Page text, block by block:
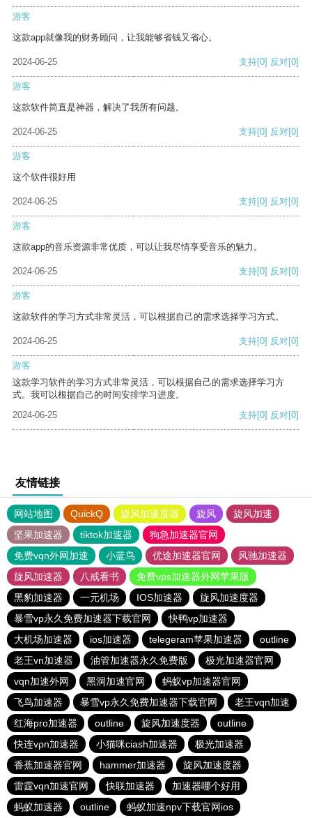
游客
这款app就像我的财务顾问，让我能够省钱又省心。
2024-06-25 支持[0] 反对[0]
游客
这款软件简直是神器，解决了我所有问题。
2024-06-25 支持[0] 反对[0]
游客
这个软件很好用
2024-06-25 支持[0] 反对[0]
游客
这款app的音乐资源非常优质，可以让我尽情享受音乐的魅力。
2024-06-25 支持[0] 反对[0]
游客
这款软件的学习方式非常灵活，可以根据自己的需求选择学习方式。
2024-06-25 支持[0] 反对[0]
游客
这款学习软件的学习方式非常灵活，可以根据自己的需求选择学习方
式。我可以根据自己的时间安排学习进度。
2024-06-25
支持[0] 反对[0]
友情链接
网站地图 QuickQ 旋风加速度器 旋风
旋风加速
坚果加速器
tiktok加速器
狗急加速器官网
免费vqn外网加速
小蓝鸟 优途加速器官网
风驰加速器
旋风加速器
八戒看书
免费vps加速器外网苹果版
黑豹加速器
一元机场 IOS加速器
旋风加速度器
暴雪vp永久免费加速器下载官网
快鸭vp加速器
大机场加速器
ios加速器 telegeram苹果加速器
outline
老王vn加速器
油管加速器永久免费版
极光加速器官网
vqn加速外网
黑洞加速官网
蚂蚁vp加速器官网
飞鸟加速器
暴雪vp永久免费加速器下载官网
老王vqn加速
红海pro加速器
outline 旋风加速度器
outline
快连vρn加速器
小猫咪ciash加速器
极光加速器
香蕉加速器官网
hammer加速器
旋风加速度器
雷霆vqn加速官网
快联加速器
加速器哪个好用
蚂蚁加速器
outline 蚂蚁加速npv下载官网ios